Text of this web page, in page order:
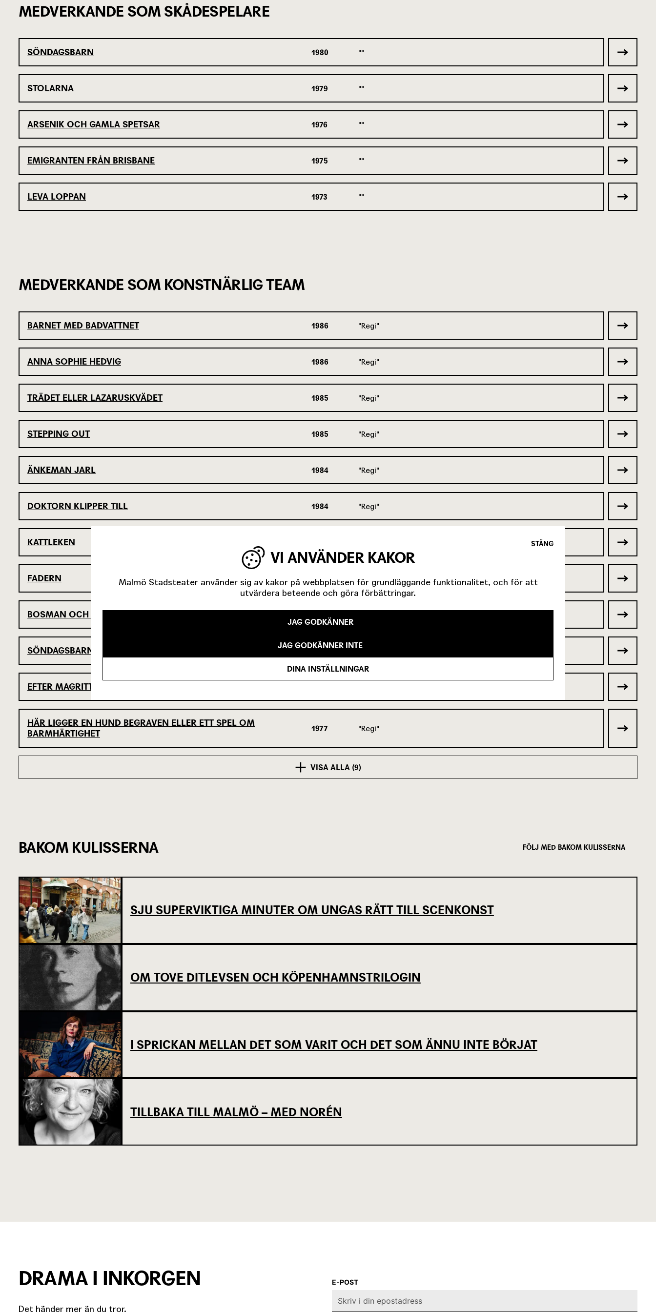
MEDVERKANDE SOM SKÅDESPELARE
SÖNDAGSBARN 1980
STOLARNA 1979
ARSENIK OCH GAMLA SPETSAR 1976
EMIGRANTEN FRÅN BRISBANE 1975
LEVA LOPPAN 1973
MEDVERKANDE SOM KONSTNÄRLIG TEAM
BARNET MED BADVATTNET 1986 Regi
ANNA SOPHIE HEDVIG 1986 Regi
TRÄDET ELLER LAZARUSKVÄDET 1985 Regi
STEPPING OUT 1985 Regi
ÄNKEMAN JARL 1984 Regi
DOKTORN KLIPPER TILL 1984 Regi
KATTLEKEN
FADERN 1981 Regi
BOSMAN OCH LENA
SÖNDAGSBARN 1980 Regi
EFTER MAGRITTE
HÄR LIGGER EN HUND BEGRAVEN ELLER ETT SPEL OM
BARMHÄRTIGHET
1977 Regi
VISA ALLA (9)
BAKOM KULISSERNA FÖLJ MED BAKOM KULISSERNA
SJU SUPERVIKTIGA MINUTER OM UNGAS RÄTT TILL SCENKONST
OM TOVE DITLEVSEN OCH KÖPENHAMNSTRILOGIN
I SPRICKAN MELLAN DET SOM VARIT OCH DET SOM ÄNNU INTE BÖRJAT
TILLBAKA TILL MALMÖ – MED NORÉN
DRAMA I INKORGEN
Det händer mer än du tror.
E-POST
STÄNG
VI ANVÄNDER KAKOR
Malmö Stadsteater använder sig av kakor på webbplatsen för grundläggande funktionalitet, och för att
utvärdera beteende och göra förbättringar.
JAG GODKÄNNER
JAG GODKÄNNER INTE
DINA INSTÄLLNINGAR